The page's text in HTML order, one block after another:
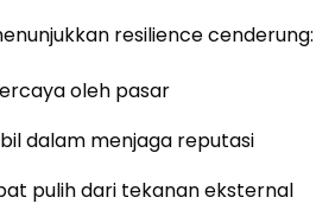
resilience cenderung:
oleh pasar
dalam menjaga reputasi
pulih dari tekanan eksternal